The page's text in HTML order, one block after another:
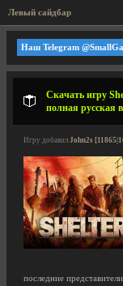
Левый сайдбар
Наш Telegram
Скачать игру
полная русская
Игру добавил John2s
последние